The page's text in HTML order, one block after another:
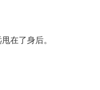
在了身后。